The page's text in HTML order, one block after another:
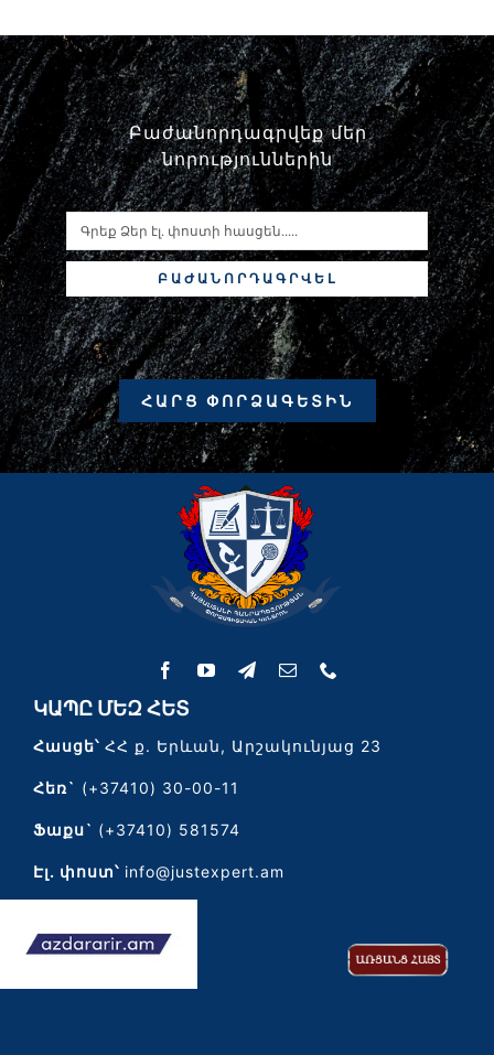
Բաժանորդագրվեք մեր
նորություններին
ԲԱԺԱՆՈՐԴԱԳՐՎԵԼ
ՀԱՐՑ ՓՈՐՁԱԳԵՏԻՆ
ԿԱՊԸ ՄԵԶ ՀԵՏ
Հասցե՝ՀՀ ք. Երևան, Արշակունյաց 23
Հեռ` (+37410) 30-00-11
Ֆաքս` (+37410) 581574
Էլ․ փոստ՝ info@justexpert.am